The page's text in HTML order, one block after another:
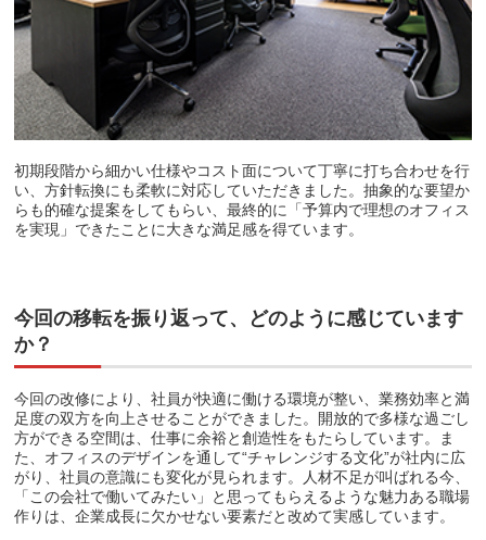
初期段階から細かい仕様やコスト面について丁寧に打ち合わせを行
い、方針転換にも柔軟に対応していただきました。抽象的な要望か
らも的確な提案をしてもらい、最終的に「予算内で理想のオフィス
を実現」できたことに大きな満足感を得ています。
今回の移転を振り返って、どのように感じています
か？
今回の改修により、社員が快適に働ける環境が整い、業務効率と満
足度の双方を向上させることができました。開放的で多様な過ごし
方ができる空間は、仕事に余裕と創造性をもたらしています。ま
た、オフィスのデザインを通して“チャレンジする文化”が社内に広
がり、社員の意識にも変化が見られます。人材不足が叫ばれる今、
「この会社で働いてみたい」と思ってもらえるような魅力ある職場
作りは、企業成長に欠かせない要素だと改めて実感しています。